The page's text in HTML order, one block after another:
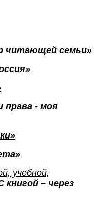
читающей семьи»
права - моя
»
учебной,
книгой – через